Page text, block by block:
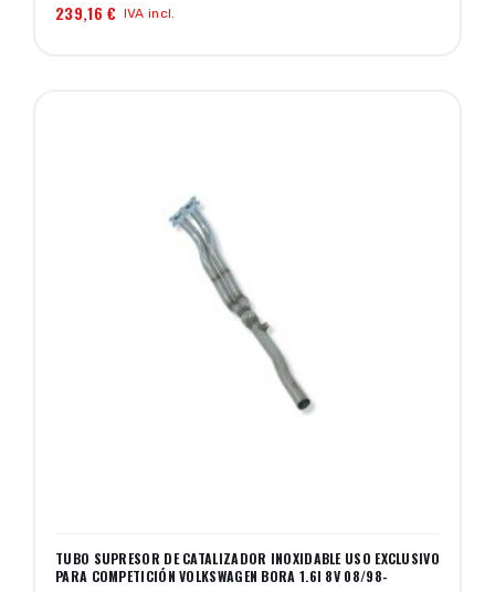
239,16 € IVA incl.
TUBO SUPRESOR DE CATALIZADOR INOXIDABLE USO EXCLUSIVO
PARA COMPETICIÓN VOLKSWAGEN BORA 1.6I 8V 08/98-